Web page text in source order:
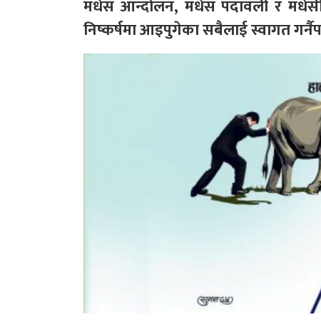
मधेस आन्दोलन, मधेस पदावली र
निष्कर्षमा आइपुगेका सबैलाई स्वागत